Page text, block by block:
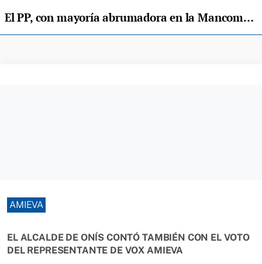
El PP, con mayoría abrumadora en la Mancomunidad Pequeña, elige al socialista Abeledo como presidente
AMIEVA
EL ALCALDE DE ONÍS CONTÓ TAMBIÉN CON EL VOTO
DEL REPRESENTANTE DE VOX AMIEVA